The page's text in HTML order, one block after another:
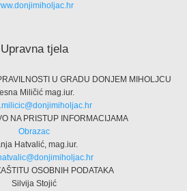
Upravna tjela
U GRADU DONJEM MIHOLJCU
Miličić mag.iur.
NA PRISTUP INFORMACIJAMA
Obrazac
Hatvalić, mag.iur.
OSOBNIH PODATAKA
Silvija Stojić